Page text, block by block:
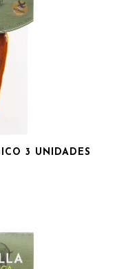
3 UNIDADES